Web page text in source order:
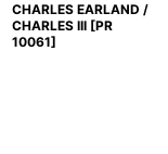
CHARLES EARLAND /
CHARLES III [PR
10061]